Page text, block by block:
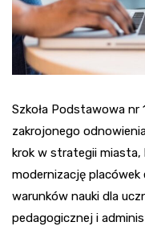
Szkoła Podstawowa nr
zakrojonego
krok w strategii miasta,
modernizację
warunków nauki dla
pedagogicznej i